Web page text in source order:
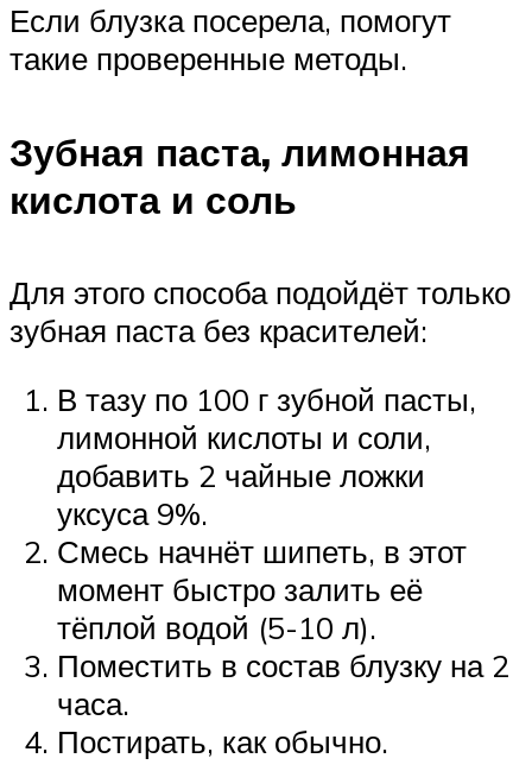
Если блузка посерела, помогут
такие проверенные методы.
Зубная паста, лимонная
кислота и соль
Для этого способа подойдёт только
зубная паста без красителей:
В тазу по 100 г зубной пасты,
лимонной кислоты и соли,
добавить 2 чайные ложки
уксуса 9%.
Смесь начнёт шипеть, в этот
момент быстро залить её
тёплой водой (5-10 л).
Поместить в состав блузку на 2
часа.
Постирать, как обычно.